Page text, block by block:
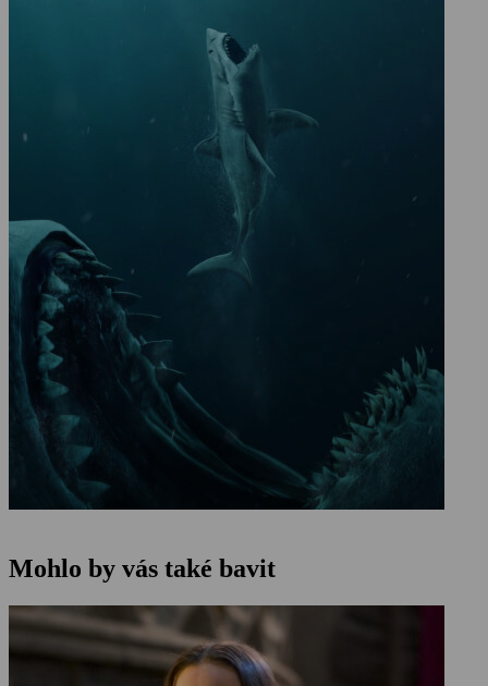
Mohlo by vás také bavit